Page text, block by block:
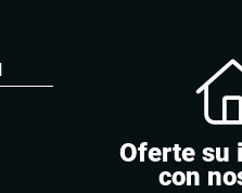
Oferte su
con